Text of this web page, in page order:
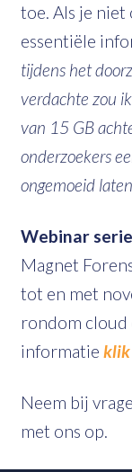
toe. Als je
essentiële
tijdens het
verdachte zou
van 15 GB
onderzoekers
ongemoeid
Webinar serie
Magnet
tot en met
rondom cloud
informatie klik
Neem bij
met ons op.